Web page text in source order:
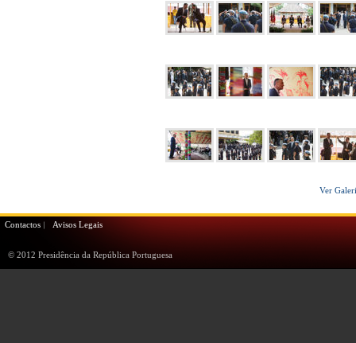
Ver
Contactos Avisos Legais
© 2012 Presidência da República Portuguesa